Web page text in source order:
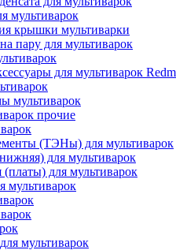
мультиварок
крышки мультиварки
пару для мультиварок
для мультиварок
мультиварок
прочие
(ТЭНы) для мультиварок
для мультиварок
для мультиварок
мультиварок
мультиварок